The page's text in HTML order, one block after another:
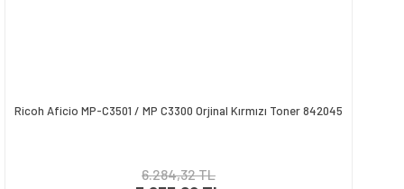
Ricoh Aficio MP-C3501 / MP C3300 Orjinal Kırmızı Toner 842045
6.284,32 TL